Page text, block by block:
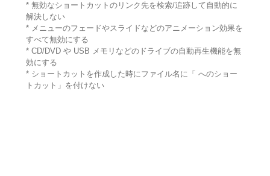
* 無効なショートカットのリンク先を検索/追跡して自動的に
解決しない
* メニューのフェードやスライドなどのアニメーション効果を
すべて無効にする
* CD/DVD や USB メモリなどのドライブの自動再生機能を無
効にする
* ショートカットを作成した時にファイル名に「 へのショー
トカット」を付けない